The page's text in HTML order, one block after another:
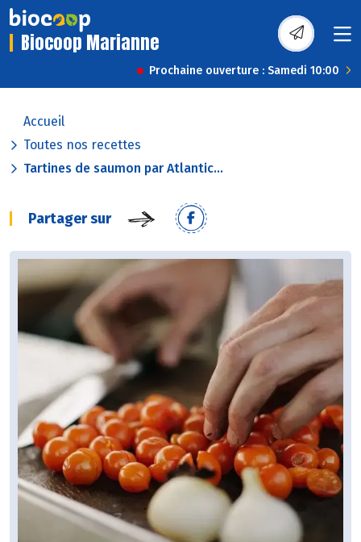
Biocoop Marianne
Prochaine ouverture : Samedi 10:00
Accueil
Toutes nos recettes
Tartines de saumon par Atlantic...
Partager sur